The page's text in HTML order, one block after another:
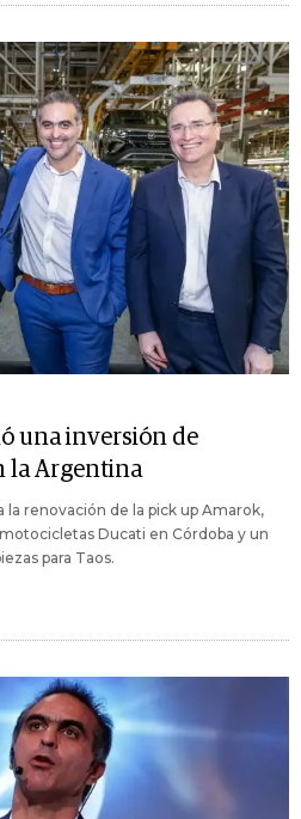
una inversión de
la Argentina
la renovación de la pick up Amarok,
Ducati en Córdoba y un
para Taos.